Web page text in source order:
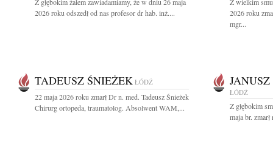
2026 roku odszedł od nas profesor dr hab. inż....
2026 roku
mgr...
TADEUSZ ŚNIEŻEK ŁÓDŹ
22 maja 2026 roku zmarł Dr n. med. Tadeusz Śnieżek
Chirurg ortopeda, traumatolog. Absolwent WAM,...
ŁÓDŹ
Z głębokim
maja br.